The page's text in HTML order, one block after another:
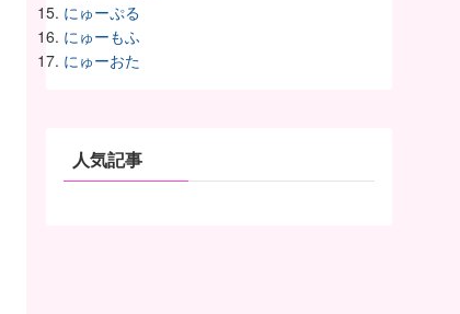
にゅーぷる
にゅーもふ
にゅーおた
人気記事